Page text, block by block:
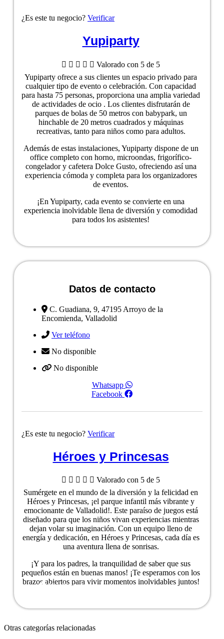
¿Es este tu negocio? Verificar
Yupiparty
     Valorado con 5 de 5
Yupiparty ofrece a sus clientes un espacio privado para
cualquier tipo de evento o celebración. Con capacidad
para hasta 75 personas, proporciona una amplia variedad
de actividades de ocio . Los clientes disfrutarán de
parques de bolas de 50 metros con babypark, un
hinchable de 20 metros cuadrados y máquinas
recreativas, tanto para niños como para adultos.
Además de estas instalaciones, Yupiparty dispone de un
office completo con horno, microondas, frigorífico-
congelador y cafetera Dolce Gusto, ofreciendo así una
experiencia cómoda y completa para los organizadores
de eventos.
¡En Yupiparty, cada evento se convierte en una
experiencia inolvidable llena de diversión y comodidad
para todos los asistentes!
Ver ficha del negocio
Datos de contacto
C. Guadiana, 9, 47195 Arroyo de la
Encomienda, Valladolid
Ver teléfono
No disponible
No disponible
Whatsapp
Facebook
¿Es este tu negocio? Verificar
Héroes y Princesas
     Valorado con 5 de 5
Sumérgete en el mundo de la diversión y la felicidad en
Héroes y Princesas, ¡el parque infantil más vibrante y
emocionante de Valladolid!. Este paraíso de juegos está
diseñado para que los niños vivan experiencias mientras
dejan volar su imaginación. Con un equipo lleno de
energía y dedicación, en Héroes y Princesas, cada día es
una aventura llena de sonrisas.
¡Y para los padres, la tranquilidad de saber que sus
pequeños están en buenas manos! ¡Te esperamos con los
brazos abiertos para vivir momentos inolvidables juntos!
Ver ficha del negocio
Otras categorías relacionadas